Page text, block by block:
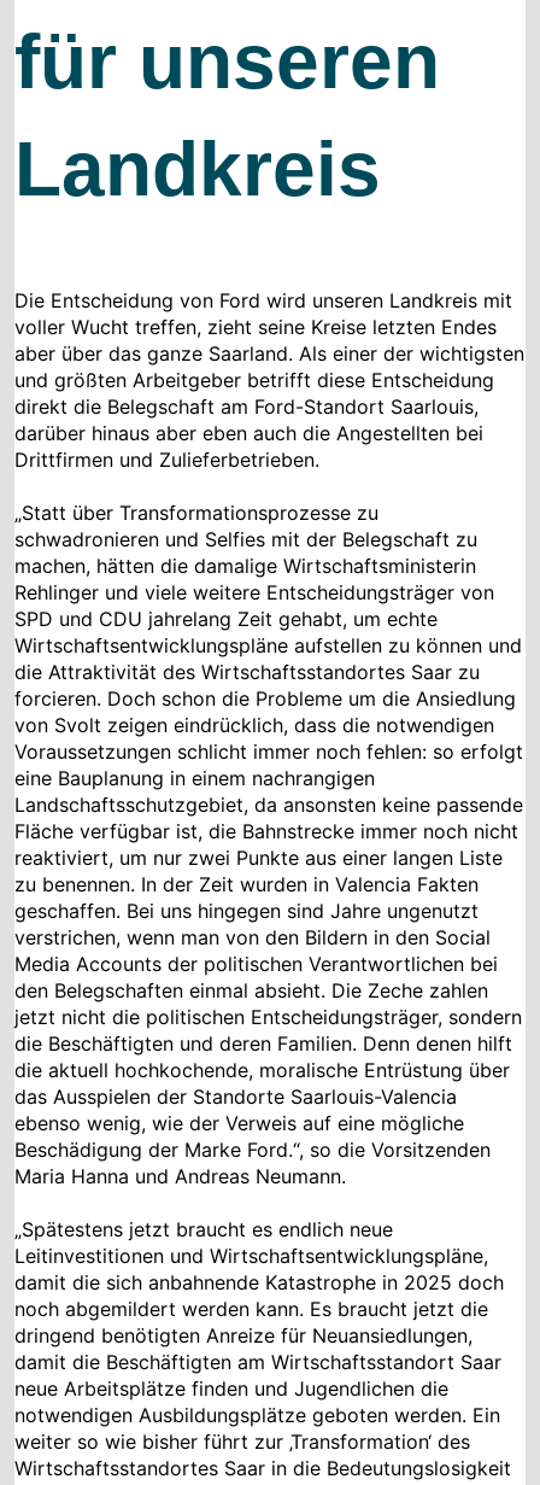
für unseren
Landkreis
Die Entscheidung von Ford wird unseren Landkreis mit
voller Wucht treffen, zieht seine Kreise letzten Endes
aber über das ganze Saarland. Als einer der wichtigsten
und größten Arbeitgeber betrifft diese Entscheidung
direkt die Belegschaft am Ford-Standort Saarlouis,
darüber hinaus aber eben auch die Angestellten bei
Drittfirmen und Zulieferbetrieben.
„Statt über Transformationsprozesse zu
schwadronieren und Selfies mit der Belegschaft zu
machen, hätten die damalige Wirtschaftsministerin
Rehlinger und viele weitere Entscheidungsträger von
SPD und CDU jahrelang Zeit gehabt, um echte
Wirtschaftsentwicklungspläne aufstellen zu können und
die Attraktivität des Wirtschaftsstandortes Saar zu
forcieren. Doch schon die Probleme um die Ansiedlung
von Svolt zeigen eindrücklich, dass die notwendigen
Voraussetzungen schlicht immer noch fehlen: so erfolgt
eine Bauplanung in einem nachrangigen
Landschaftsschutzgebiet, da ansonsten keine passende
Fläche verfügbar ist, die Bahnstrecke immer noch nicht
reaktiviert, um nur zwei Punkte aus einer langen Liste
zu benennen. In der Zeit wurden in Valencia Fakten
geschaffen. Bei uns hingegen sind Jahre ungenutzt
verstrichen, wenn man von den Bildern in den Social
Media Accounts der politischen Verantwortlichen bei
den Belegschaften einmal absieht. Die Zeche zahlen
jetzt nicht die politischen Entscheidungsträger, sondern
die Beschäftigten und deren Familien. Denn denen hilft
die aktuell hochkochende, moralische Entrüstung über
das Ausspielen der Standorte Saarlouis-Valencia
ebenso wenig, wie der Verweis auf eine mögliche
Beschädigung der Marke Ford.“, so die Vorsitzenden
Maria Hanna und Andreas Neumann.
„Spätestens jetzt braucht es endlich neue
Leitinvestitionen und Wirtschaftsentwicklungspläne,
damit die sich anbahnende Katastrophe in 2025 doch
noch abgemildert werden kann. Es braucht jetzt die
dringend benötigten Anreize für Neuansiedlungen,
damit die Beschäftigten am Wirtschaftsstandort Saar
neue Arbeitsplätze finden und Jugendlichen die
notwendigen Ausbildungsplätze geboten werden. Ein
weiter so wie bisher führt zur ‚Transformation‘ des
Wirtschaftsstandortes Saar in die Bedeutungslosigkeit